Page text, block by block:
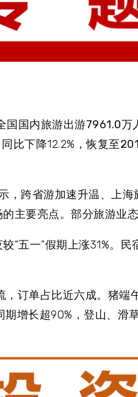
国国内旅游出游7961.0万
比下降12.2%，恢复至
， 跨省游加速升温、上
主要亮点。 部分旅游业
“五一”假期上涨31%。
订单占比近六成。猪端
增长超90%，登山、滑